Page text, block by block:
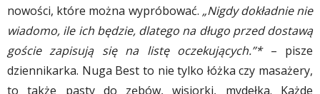
nowości, które można wypróbować. „Nigdy dokładnie nie
wiadomo, ile ich będzie, dlatego na długo przed dostawą
goście zapisują się na listę oczekujących.”*– pisze
dziennikarka. Nuga Best to nie tylko łóżka czy masażery,
to także pasty do zębów, wisiorki, mydełka. Każde